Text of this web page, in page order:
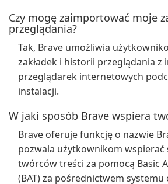
Czy mogę zaimportować moje
przeglądania?
Tak, Brave umożliwia
zakładek i historii przeglądania z
przeglądarek internetowych
instalacji.
W jaki sposób Brave wspiera
Brave oferuje funkcję o nazwie
pozwala użytkownikom
twórców treści za pomocą Basic
(BAT) za pośrednictwem